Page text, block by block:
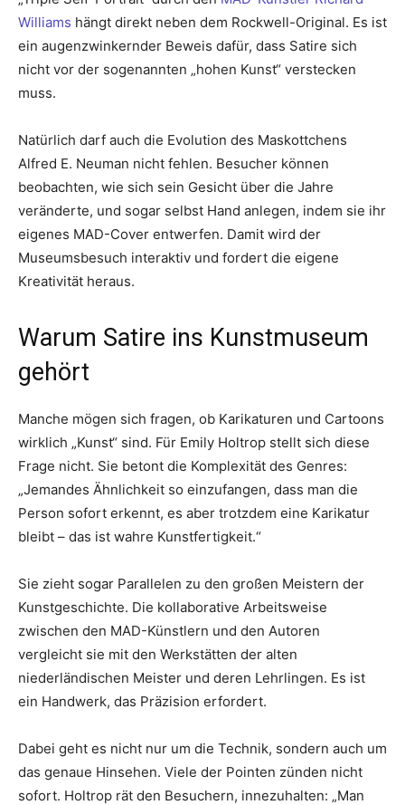
Williams hängt direkt neben dem Rockwell-Original. Es ist
ein augenzwinkernder Beweis dafür, dass Satire sich
nicht vor der sogenannten „hohen Kunst“ verstecken
muss.
Natürlich darf auch die Evolution des Maskottchens
Alfred E. Neuman nicht fehlen. Besucher können
beobachten, wie sich sein Gesicht über die Jahre
veränderte, und sogar selbst Hand anlegen, indem sie ihr
eigenes MAD-Cover entwerfen. Damit wird der
Museumsbesuch interaktiv und fordert die eigene
Kreativität heraus.
Warum Satire ins Kunstmuseum
gehört
Manche mögen sich fragen, ob Karikaturen und Cartoons
wirklich „Kunst“ sind. Für Emily Holtrop stellt sich diese
Frage nicht. Sie betont die Komplexität des Genres:
„Jemandes Ähnlichkeit so einzufangen, dass man die
Person sofort erkennt, es aber trotzdem eine Karikatur
bleibt – das ist wahre Kunstfertigkeit.“
Sie zieht sogar Parallelen zu den großen Meistern der
Kunstgeschichte. Die kollaborative Arbeitsweise
zwischen den MAD-Künstlern und den Autoren
vergleicht sie mit den Werkstätten der alten
niederländischen Meister und deren Lehrlingen. Es ist
ein Handwerk, das Präzision erfordert.
Dabei geht es nicht nur um die Technik, sondern auch um
das genaue Hinsehen. Viele der Pointen zünden nicht
sofort. Holtrop rät den Besuchern, innezuhalten: „Man